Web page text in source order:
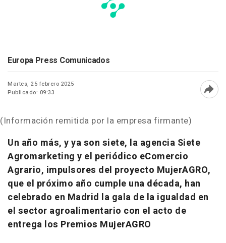
Europa Press Comunicados
Martes, 25 febrero 2025
Publicado: 09:33
(Información remitida por la empresa firmante)
Un año más, y ya son siete, la agencia Siete
Agromarketing y el periódico eComercio
Agrario, impulsores del proyecto MujerAGRO,
que el próximo año cumple una década, han
celebrado en Madrid la gala de la igualdad en
el sector agroalimentario con el acto de
entrega los Premios MujerAGRO